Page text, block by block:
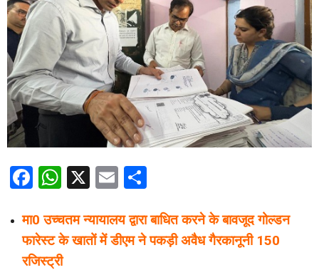
Facebook
WhatsApp
X Email
मा0 उच्चतम न्यायालय द्वारा बाधित करने के बावजूद गोल्डन
फारेस्ट के खातों में डीएम ने पकड़ी अवैध गैरकानूनी 150
रजिस्ट्री